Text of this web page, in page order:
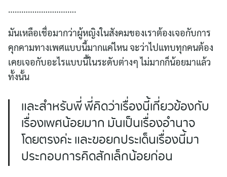
………………………….
มันเหลือเชื่อมากว่าผู้หญิงในสังคมของเราต้องเจอกับการ
คุกคามทางเพศแบบนี้มากแค่ไหน จะว่าไปแทบทุกคนต้อง
เคยเจอกับอะไรแบบนี้ในระดับต่างๆ ไม่มากก็น้อยมาแล้ว
ทั้งนั้น
และสำหรับพี่ พี่คิดว่าเรื่องนี้เกี่ยวข้องกับ
เรื่องเพศน้อยมาก มันเป็นเรื่องอำนาจ
โดยตรงค่ะ และขอยกประเด็นเรื่องนี้มา
ประกอบการคิดสักเล็กน้อยก่อน